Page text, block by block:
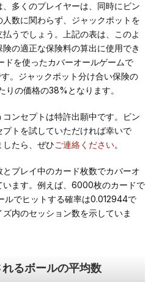
多くのプレイヤーは、同時にビン
数に関わらず、ジャックポットを
うでしょう。上記の表は、このよ
の適正な保険料の算出に使用でき
ドを使ったカバーオールゲームで
。ジャックポット分け合い保険の
りの価格の38%となります。
ンセプトは特許出願中です。ビン
トを試していただければ幸いで
たら、ぜひご連絡ください。
プレイ中のカード枚数でカバーオ
います。例えば、6000枚のカードで
ルでヒットする確率は0.012944で
内のセッション数を示していま
るボールの平均数